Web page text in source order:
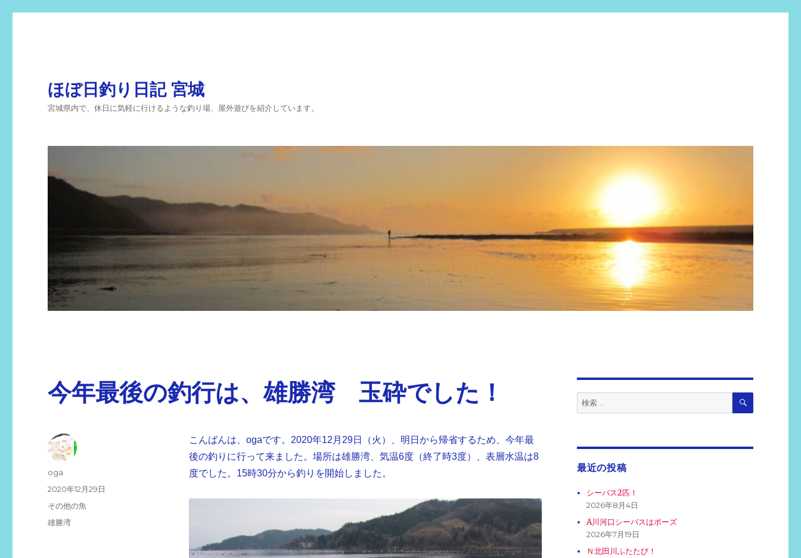
ほぼ日釣り日記 宮城
宮城県内で、休日に気軽に行けるような釣り場、屋外遊びを紹介しています。
今年最後の釣行は、雄勝湾 玉砕でした！
こんばんは、ogaです。2020年12月29日（火）、明日から帰省するため、今年最
後の釣りに行って来ました。場所は雄勝湾、気温6度（終了時3度）、表層水温は8
度でした。15時30分から釣りを開始しました。
投
oga
投
2020年12月29日
カ
テ
その他の魚
タ
雄勝湾
検
索:
検
最近の投稿
シーバス2匹！
2026年8月4日
A川河口シーバスはボーズ
2026年7月19日
Ｎ北田川ふたたび！